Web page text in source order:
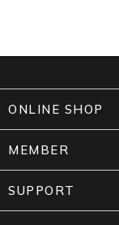
ONLINE SHOP
MEMBER
SUPPORT